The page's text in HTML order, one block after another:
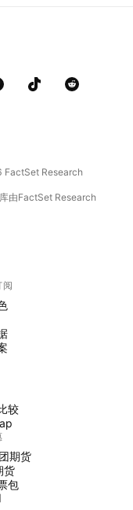
FactSet Research
由FactSet Research
阅
较
期货
货
包